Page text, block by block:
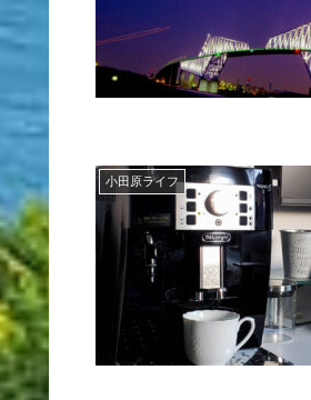
小田原ライフ